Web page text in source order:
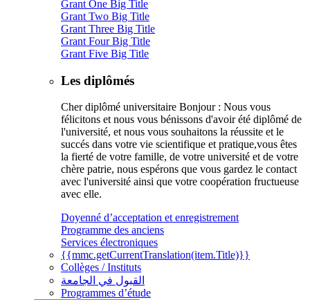
Grant One Big Title
Grant Two Big Title
Grant Three Big Title
Grant Four Big Title
Grant Five Big Title
Les diplômés
Cher diplômé universitaire Bonjour : Nous vous
félicitons et nous vous bénissons d'avoir été diplômé de
l'université, et nous vous souhaitons la réussite et le
succés dans votre vie scientifique et pratique,vous êtes
la fierté de votre famille, de votre université et de votre
chère patrie, nous espérons que vous gardez le contact
avec l'université ainsi que votre coopération fructueuse
avec elle.
Doyenné d’acceptation et enregistrement
Programme des anciens
Services électroniques
{{mmc.getCurrentTranslation(item.Title)}}
Collèges / Instituts
القبول في الجامعة
Programmes d’étude